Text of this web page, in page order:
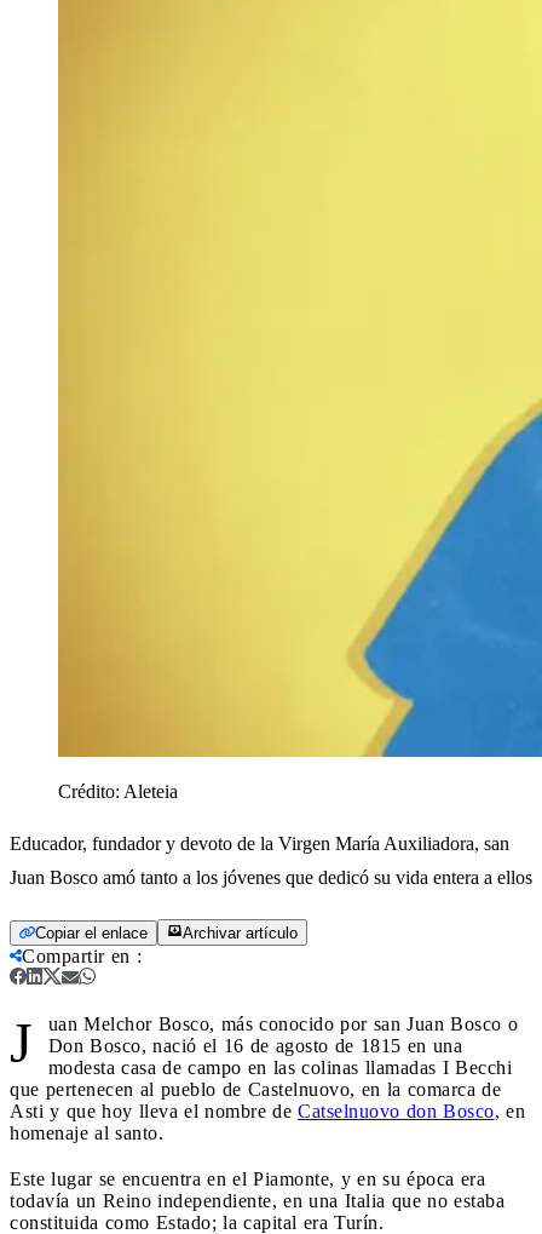
Crédito: Aleteia
Educador, fundador y devoto de la Virgen María Auxiliadora, san
Juan Bosco amó tanto a los jóvenes que dedicó su vida entera a ellos
Copiar el enlace Archivar artículo
Compartir en :
J
uan Melchor Bosco, más conocido por san Juan Bosco o
Don Bosco, nació el 16 de agosto de 1815 en una
modesta casa de campo en las colinas llamadas I Becchi
que pertenecen al pueblo de Castelnuovo, en la comarca de
Asti y que hoy lleva el nombre de Catselnuovo don Bosco, en
homenaje al santo.
Este lugar se encuentra en el Piamonte, y en su época era
todavía un Reino independiente, en una Italia que no estaba
constituida como Estado; la capital era Turín.